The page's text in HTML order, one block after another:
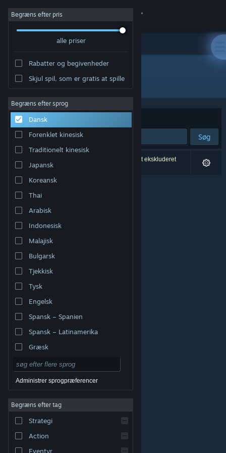
Log på
Om
Support
Skift sprog
Hent Steam-mobilappen
Vis desktop-webside
varemærker tilhører deres respektive indehavere i USA
Tilgængelighed
Refunderinger|
Begræns efter pris
alle priser
Rabatter og begivenheder
Skjul spil, som er gratis at spille
Begræns efter sprog
Dansk
Forenklet kinesisk
Traditionelt kinesisk
Japansk
Koreansk
Thai
Arabisk
Indonesisk
Malajisk
Bulgarsk
Tjekkisk
Tysk
Engelsk
Spansk – Spanien
Spansk – Latinamerika
Græsk
Administrer sprogpræferencer
Begræns efter tag
Strategi
Action
Eventyr
Udvikler: Royex Studio
Sorter efter Relevans
Søg
0 resultater matcher din søgning. 2 titler er blevet ekskluderet
baseret på dine præferencer.